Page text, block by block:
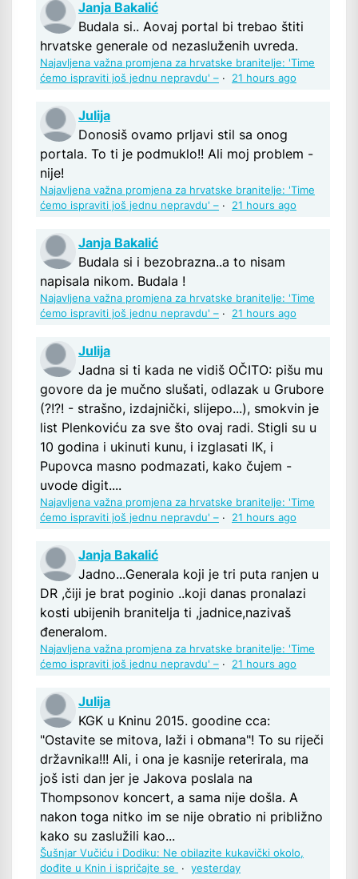
Janja Bakalić
Budala si.. Aovaj portal bi trebao štiti
hrvatske generale od nezasluženih uvreda.
Najavljena važna promjena za hrvatske branitelje: 'Time
ćemo ispraviti još jednu nepravdu' – · 21 hours ago
Julija
Donosiš ovamo prljavi stil sa onog
portala. To ti je podmuklo!! Ali moj problem -
nije!
Najavljena važna promjena za hrvatske branitelje: 'Time
ćemo ispraviti još jednu nepravdu' – · 21 hours ago
Janja Bakalić
Budala si i bezobrazna..a to nisam
napisala nikom. Budala !
Najavljena važna promjena za hrvatske branitelje: 'Time
ćemo ispraviti još jednu nepravdu' – · 21 hours ago
Julija
Jadna si ti kada ne vidiš OČITO: pišu mu
govore da je mučno slušati, odlazak u Grubore
(?!?! - strašno, izdajnički, slijepo...), smokvin je
list Plenkoviću za sve što ovaj radi. Stigli su u
10 godina i ukinuti kunu, i izglasati IK, i
Pupovca masno podmazati, kako čujem -
uvode digit....
Najavljena važna promjena za hrvatske branitelje: 'Time
ćemo ispraviti još jednu nepravdu' – · 21 hours ago
Janja Bakalić
Jadno...Generala koji je tri puta ranjen u
DR ,čiji je brat poginio ..koji danas pronalazi
kosti ubijenih branitelja ti ,jadnice,nazivaš
đeneralom.
Najavljena važna promjena za hrvatske branitelje: 'Time
ćemo ispraviti još jednu nepravdu' – · 21 hours ago
Julija
KGK u Kninu 2015. goodine cca:
"Ostavite se mitova, laži i obmana"! To su riječi
državnika!!! Ali, i ona je kasnije reterirala, ma
još isti dan jer je Jakova poslala na
Thompsonov koncert, a sama nije došla. A
nakon toga nitko im se nije obratio ni približno
kako su zaslužili kao...
Šušnjar Vučiću i Dodiku: Ne obilazite kukavički okolo,
dođite u Knin i ispričajte se
· yesterday